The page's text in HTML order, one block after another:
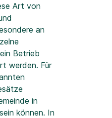
Art von
an
Betrieb
werden. Für
in
können. In